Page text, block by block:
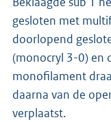
gesloten met
doorlopend
(monocryl 3-0) en
monofilament
daarna van de
verplaatst.